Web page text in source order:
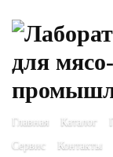
Главная Каталог
Сервис
Контакты